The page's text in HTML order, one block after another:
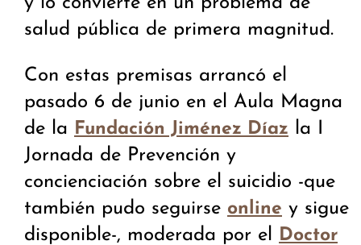
salud pública de primera magnitud.
Con estas premisas arrancó el
pasado 6 de junio en el Aula Magna
de la Fundación Jiménez Díaz la I
Jornada de Prevención y
concienciación sobre el suicidio -que
también pudo seguirse online y sigue
disponible-, moderada por el Doctor